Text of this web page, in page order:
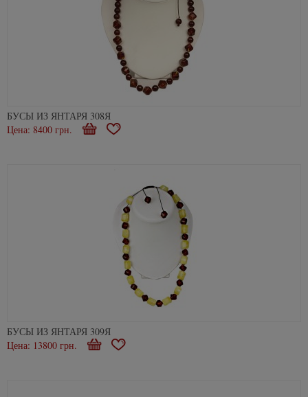
БУСЫ ИЗ ЯНТАРЯ 308Я
Цена: 8400 грн.
Купити
В
БУСЫ ИЗ ЯНТАРЯ 309Я
Цена: 13800 грн.
Купити
В